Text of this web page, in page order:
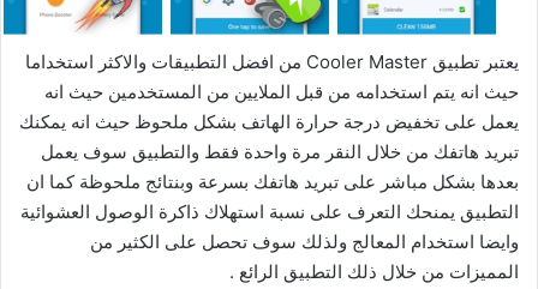
يعتبر تطبيق Cooler Master من افضل التطبيقات والاكثر استخداما
حيث انه يتم استخدامه من قبل الملايين من المستخدمين حيث انه
يعمل على تخفيض درجة حرارة الهاتف بشكل ملحوظ حيث انه يمكنك
تبريد هاتفك من خلال النقر مرة واحدة فقط والتطبيق سوف يعمل
بعدها بشكل مباشر على تبريد هاتفك بسرعة وبنتائج ملحوظة كما ان
التطبيق يمنحك التعرف على نسبة استهلاك ذاكرة الوصول العشوائية
وايضا استخدام المعالج ولذلك سوف تحصل على الكثير من
المميزات من خلال ذلك التطبيق الرائع .